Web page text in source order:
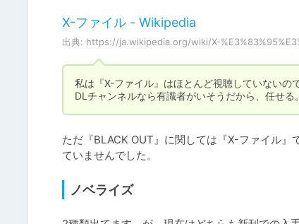
X-ファイル - Wikipedia
出典: https://ja.wikipedia.org/wiki/X-
私は『X-ファイル』はほとんど視聴していないの
DLチャンネルなら有識者がいそうだから、任せる。
ただ『BLACK OUT』に関しては『X-ファイル
ていませんでした。
ノベライズ